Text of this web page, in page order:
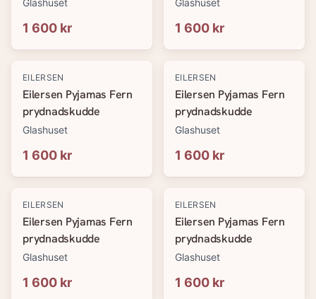
Glashuset
1 600 kr
Glashuset
1 600 kr
EILERSEN
Eilersen Pyjamas Fern
prydnadskudde
Glashuset
1 600 kr
EILERSEN
Eilersen Pyjamas Fern
prydnadskudde
Glashuset
1 600 kr
EILERSEN
Eilersen Pyjamas Fern
prydnadskudde
Glashuset
1 600 kr
EILERSEN
Eilersen Pyjamas Fern
prydnadskudde
Glashuset
1 600 kr